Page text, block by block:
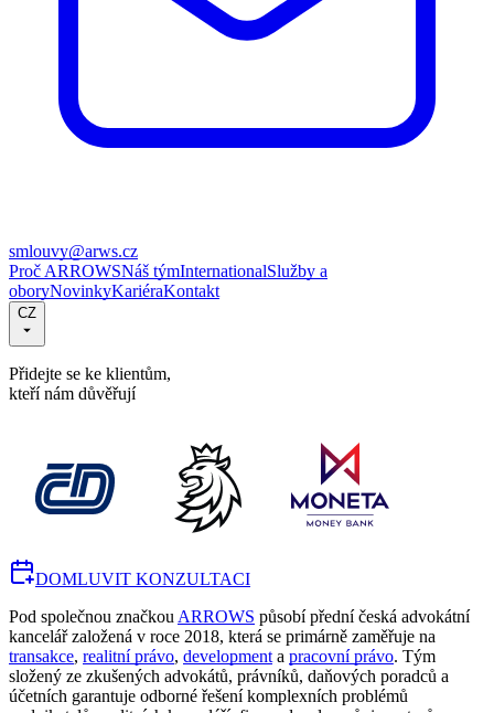
smlouvy@arws.cz
Proč ARROWSNáš týmInternationalSlužby a
oboryNovinkyKariéraKontakt
CZ
Přidejte se ke klientům,
kteří nám důvěřují
DOMLUVIT KONZULTACI
Pod společnou značkou ARROWS působí přední česká advokátní
kancelář založená v roce 2018, která se primárně zaměřuje na
transakce, realitní právo, development a pracovní právo. Tým
složený ze zkušených advokátů, právníků, daňových poradců a
účetních garantuje odborné řešení komplexních problémů